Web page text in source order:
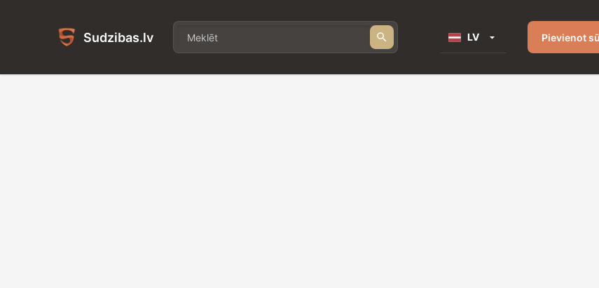
Sudzibas.lv LV Pievienot